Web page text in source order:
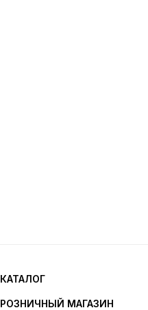
КАТАЛОГ
РОЗНИЧНЫЙ МАГАЗИН